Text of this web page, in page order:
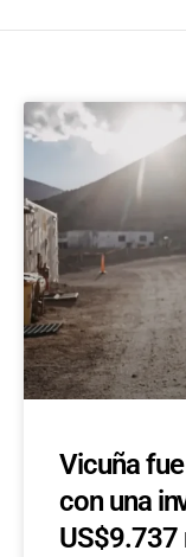
Vicuña
con una
US$9.737